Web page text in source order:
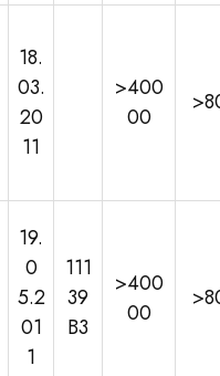
18.
03.
20
11
>400
00
19.
0
5.2
01
1
111
39
B3
>400
00